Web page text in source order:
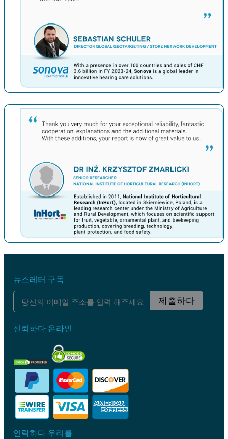
뉴스레터 구독
제출하다
신뢰하다 온라인
연락하다 우리를